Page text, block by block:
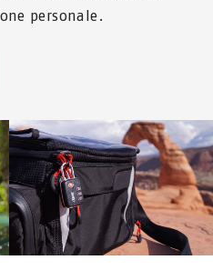
personale.